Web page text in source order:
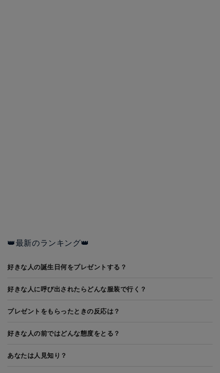
👑最新のランキング👑
好きな人の誕生日何をプレゼントする？
好きな人に呼び出されたらどんな服装で行く？
プレゼントをもらったときの反応は？
好きな人の前ではどんな態度をとる？
あなたは人見知り？